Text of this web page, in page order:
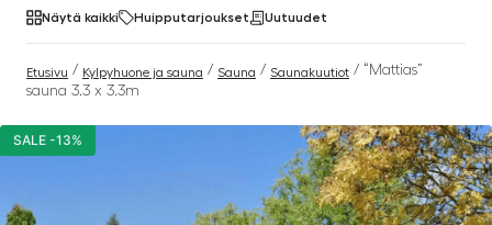
Näytä kaikki Huipputarjoukset Uutuudet
Etusivu / Kylpyhuone ja sauna / Sauna / Saunakuutiot / “Mattias”
sauna 3.3 x 3.3m
SALE -13%